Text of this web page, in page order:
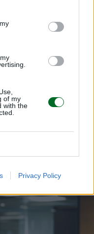
of my
with the
Privacy Policy